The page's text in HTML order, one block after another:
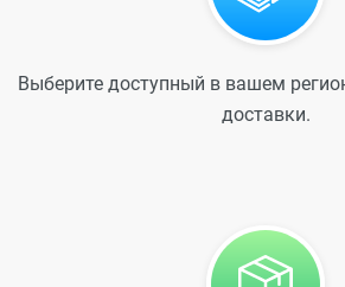
Выберите доступный в вашем
доставки.